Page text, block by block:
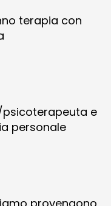
terapia con
psicoterapeuta e
personale